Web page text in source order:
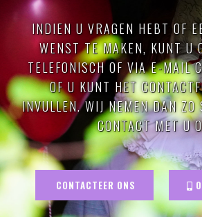
INDIEN U VRAGEN HEBT OF
WENST TE MAKEN, KUNT U
TELEFONISCH OF VIA E-MAIL
OF U KUNT HET
INVULLEN. WIJ NEMEN DAN ZO
CONTACT MET U
CONTACTEER ONS